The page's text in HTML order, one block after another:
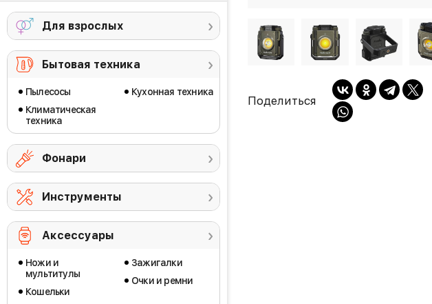
Для взрослых
Бытовая техника
Пылесосы
Климатическая
техника
Кухонная техника
Фонари
Инструменты
Аксессуары
Ножи и
мультитулы
Кошельки
Зажигалки
Очки и ремни
Поделиться